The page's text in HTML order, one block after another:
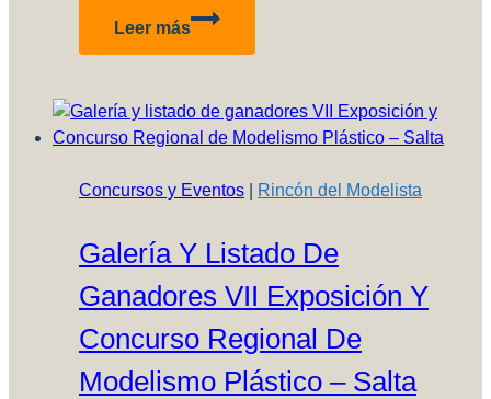
Leer más
Bf
“Ejercito
del
–
4
Pintura
con
plantillas
Concursos y Eventos Rincón del Modelista
Galería Y Listado De
Ganadores VII Exposición Y
Concurso Regional De
Modelismo Plástico – Salta